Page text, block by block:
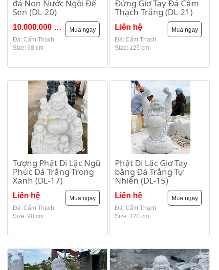
đá Non Nước Ngồi Đế
Sen (DL-20)
10.000.000 VNĐ
Đá: Cẩm Thạch
Size: 68 cm
Mua ngay
Đứng Giơ Tay Đá Cẩm
Thạch Trắng (DL-21)
Liên hệ
Đá: Cẩm Thạch
Size: 125 cm
Mua ngay
Tượng Phật Di Lặc Ngũ
Phúc Đá Trắng Trong
Xanh (DL-17)
Liên hệ
Đá: Cẩm Thạch
Size: 90 cm
Mua ngay
Phật Di Lặc Giơ Tay
bằng Đá Trắng Tự
Nhiên (DL-15)
Liên hệ
Đá: Cẩm Thạch
Size: 120 cm
Mua ngay